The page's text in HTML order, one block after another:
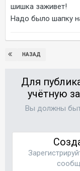
шишка заживет!
Надо было шапку
НАЗАД
Для
учётную
Вы должны